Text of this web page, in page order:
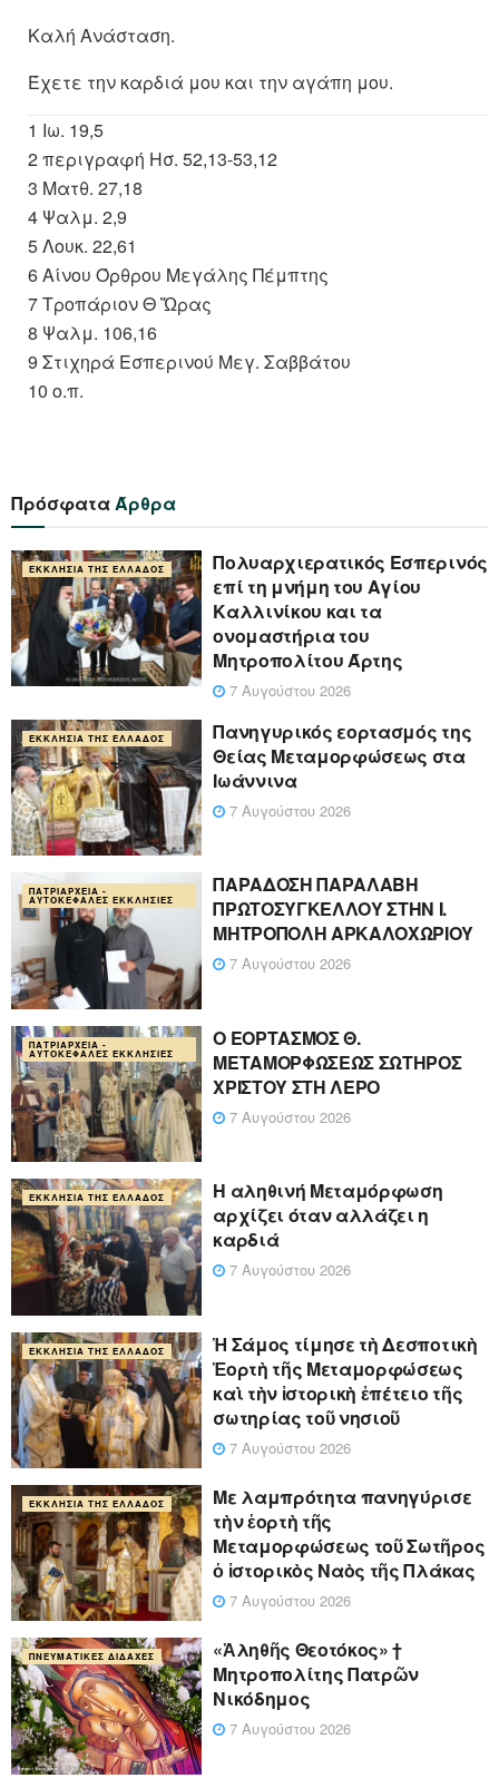
Καλή Ανάσταση.
Έχετε την καρδιά μου και την αγάπη μου.
1 Ιω. 19,5
2 περιγραφή Ησ. 52,13-53,12
3 Ματθ. 27,18
4 Ψαλμ. 2,9
5 Λουκ. 22,61
6 Αίνου Όρθρου Μεγάλης Πέμπτης
7 Τροπάριον Θ Ὥρας
8 Ψαλμ. 106,16
9 Στιχηρά Εσπερινού Μεγ. Σαββάτου
10 ο.π.
ΠρόσφαταΆρθρα
ΕΚΚΛΗΣΊΑ ΤΗΣ ΕΛΛΆΔΟΣ
Πολυαρχιερατικός Εσπερινός
επί τη μνήμη του Αγίου
Καλλινίκου και τα
ονομαστήρια του
Μητροπολίτου Άρτης
7 Αυγούστου 2026
ΕΚΚΛΗΣΊΑ ΤΗΣ ΕΛΛΆΔΟΣ
Πανηγυρικός εορτασμός της
Θείας Μεταμορφώσεως στα
Ιωάννινα
7 Αυγούστου 2026
ΠΑΤΡΙΑΡΧΕΊΑ -
ΑΥΤΟΚΈΦΑΛΕΣ ΕΚΚΛΗΣΊΕΣ
ΠΑΡΑΔΟΣΗ ΠΑΡΑΛΑΒΗ
ΠΡΩΤΟΣΥΓΚΕΛΛΟΥ ΣΤΗΝ Ι.
ΜΗΤΡΟΠΟΛΗ ΑΡΚΑΛΟΧΩΡΙΟΥ
7 Αυγούστου 2026
ΠΑΤΡΙΑΡΧΕΊΑ -
ΑΥΤΟΚΈΦΑΛΕΣ ΕΚΚΛΗΣΊΕΣ
Ο ΕΟΡΤΑΣΜΟΣ Θ.
ΜΕΤΑΜΟΡΦΩΣΕΩΣ ΣΩΤΗΡΟΣ
ΧΡΙΣΤΟΥ ΣΤΗ ΛΕΡΟ
7 Αυγούστου 2026
ΕΚΚΛΗΣΊΑ ΤΗΣ ΕΛΛΆΔΟΣ
Η αληθινή Μεταμόρφωση
αρχίζει όταν αλλάζει η
καρδιά
7 Αυγούστου 2026
ΕΚΚΛΗΣΊΑ ΤΗΣ ΕΛΛΆΔΟΣ
Ἡ Σάμος τίμησε τὴ Δεσποτικὴ
Ἑορτὴ τῆς Μεταμορφώσεως
καὶ τὴν ἱστορικὴ ἐπέτειο τῆς
σωτηρίας τοῦ νησιοῦ
7 Αυγούστου 2026
ΕΚΚΛΗΣΊΑ ΤΗΣ ΕΛΛΆΔΟΣ
Με λαμπρότητα πανηγύρισε
τὴν ἑορτὴ τῆς
Μεταμορφώσεως τοῦ Σωτῆρος
ὁ ἱστορικὸς Ναὸς τῆς Πλάκας
7 Αυγούστου 2026
ΠΝΕΥΜΑΤΙΚΈΣ ΔΙΔΑΧΈΣ
«Ἀληθῆς Θεοτόκος» †
Μητροπολίτης Πατρῶν
Νικόδημος
7 Αυγούστου 2026